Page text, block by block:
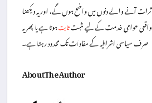
آنے والے دنوں میں واضح ہوں گے، اور یہ دیکھنا
واقعی عوامی خدمت کے لیے مثبتثابتہوتا ہے یا پھر یہ
صرف سیاسی اشرافیہ کے مفادات تک محدود رہتا ہے۔
About The Author